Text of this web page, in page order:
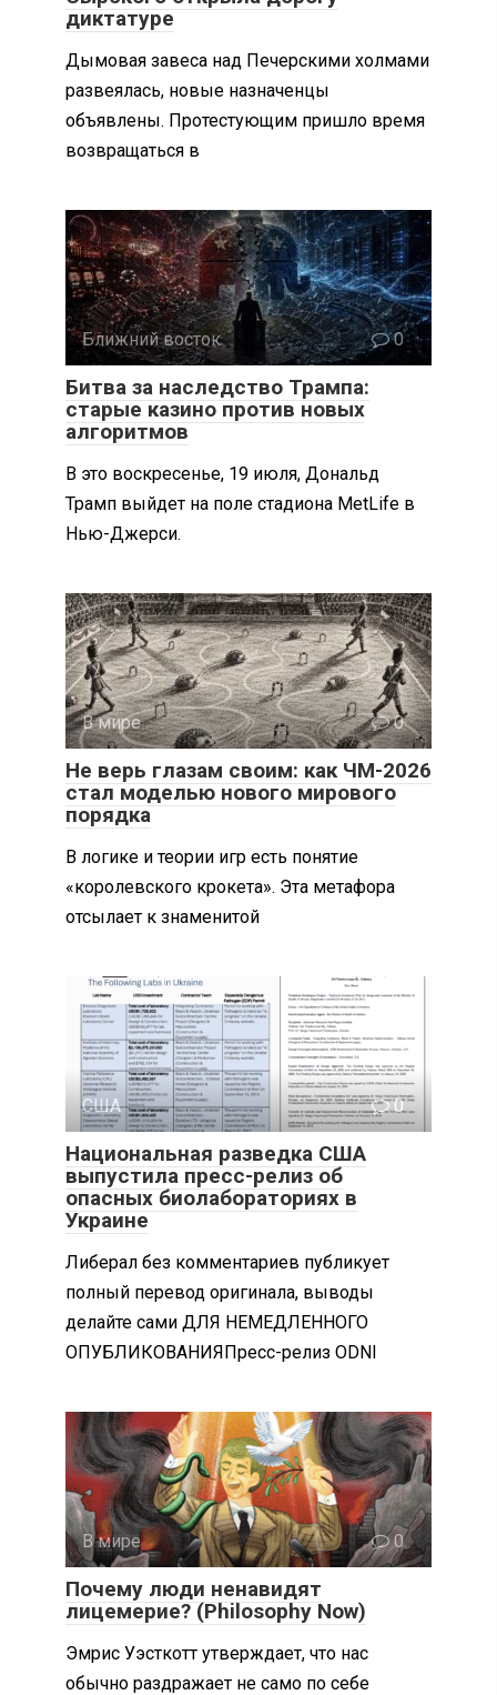
диктатуре
Дымовая завеса над Печерскими холмами
развеялась, новые назначенцы
объявлены. Протестующим пришло время
возвращаться в
Ближний восток 0
Битва за наследство Трампа:
старые казино против новых
алгоритмов
В это воскресенье, 19 июля, Дональд
Трамп выйдет на поле стадиона MetLife в
Нью-Джерси.
В мире 0
Не верь глазам своим: как ЧМ-2026
стал моделью нового мирового
порядка
В логике и теории игр есть понятие
«королевского крокета». Эта метафора
отсылает к знаменитой
США 0
Национальная разведка США
выпустила пресс-релиз об
опасных биолабораториях в
Украине
Либерал без комментариев публикует
полный перевод оригинала, выводы
делайте сами ДЛЯ НЕМЕДЛЕННОГО
ОПУБЛИКОВАНИЯПресс-релиз ODNI
В мире 0
Почему люди ненавидят
лицемерие? (Philosophy Now)
Эмрис Уэсткотт утверждает, что нас
обычно раздражает не само по себе